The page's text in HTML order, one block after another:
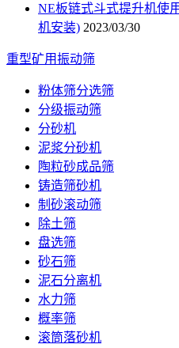
NE板链式斗式提升机使
机安装) 2023/03/30
重型矿用振动筛
粉体筛分选筛
分级振动筛
分砂机
泥浆分砂机
陶粒砂成品筛
铸造筛砂机
制砂滚动筛
除土筛
盘选筛
砂石筛
泥石分离机
水力筛
概率筛
滚筒落砂机